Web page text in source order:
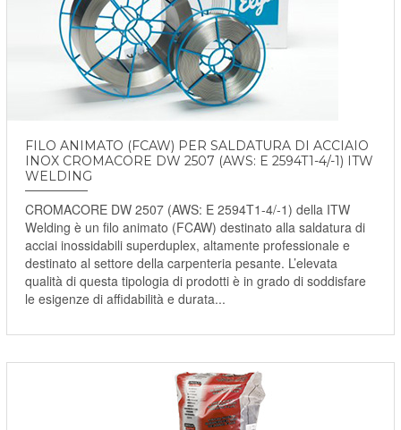
FILO ANIMATO (FCAW) PER SALDATURA DI ACCIAIO
INOX CROMACORE DW 2507 (AWS: E 2594T1-4/-1) ITW
WELDING
CROMACORE DW 2507 (AWS: E 2594T1-4/-1) della ITW
Welding è un filo animato (FCAW) destinato alla saldatura di
acciai inossidabili superduplex, altamente professionale e
destinato al settore della carpenteria pesante. L’elevata
qualità di questa tipologia di prodotti è in grado di soddisfare
le esigenze di affidabilità e durata...